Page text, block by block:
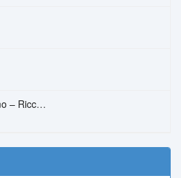
Sara Perche Ti Amo – Ricchi E Poveri